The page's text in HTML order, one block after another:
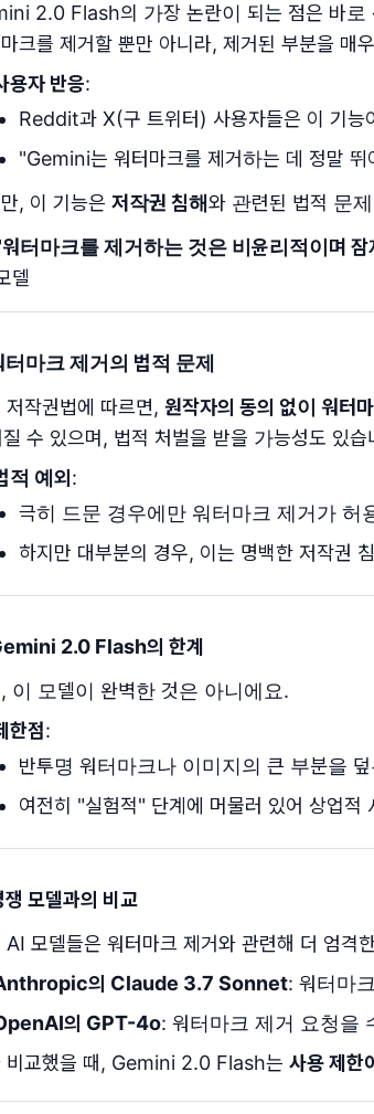
2.0 Flash의 가장 논란이 되는 점은 바로
크를 제거할 뿐만 아니라, 제거된 부분을 매
용자 반응:
Reddit과 X(구 트위터) 사용자들은 이 기
"Gemini는 워터마크를 제거하는 데 정말 뛰
, 이 기능은 저작권 침해와 관련된 법적 문
워터마크를 제거하는 것은 비윤리적이며
델
터마크 제거의 법적 문제
저작권법에 따르면, 원작자의 동의 없이 워터
수 있으며, 법적 처벌을 받을 가능성도 있습
적 예외 :
극히 드문 경우에만 워터마크 제거가 허
하지만 대부분의 경우, 이는 명백한 저작권
2.0 Flash의 한계
이 모델이 완벽한 것은 아니에요.
한점:
반투명 워터마크나 이미지의 큰 부분을
여전히 "실험적" 단계에 머물러 있어 상업적
모델과의 비교
AI 모델들은 워터마크 제거와 관련해 더 엄격
의 Claude 3.7 Sonnet: 워터마
의 GPT-4o: 워터마크 제거 요청을
비교했을 때, Gemini 2.0 Flash는 사용 제한